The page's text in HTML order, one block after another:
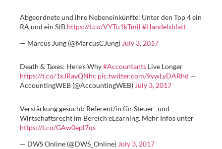
Abgeordnete und ihre Nebeneinkünfte: Unter den Top 4 ein
RA und ein StB https://t.co/VYTu1kTmil #Handelsblatt
— Marcus Jung (@MarcusCJung) July 3, 2017
Death & Taxes: Here’s Why#Accountants Live Longer
https://t.co/1xJRavQNhc pic.twitter.com/9ywLyDARhd —
AccountingWEB (@AccountingWEB) July 3, 2017
Verstärkung gesucht: Referent/in für Steuer- und
Wirtschaftsrecht im Bereich eLearning. Mehr Infos unter
https://t.co/GAw0epl7qs
— DWS Online (@DWS_Online)July 3, 2017